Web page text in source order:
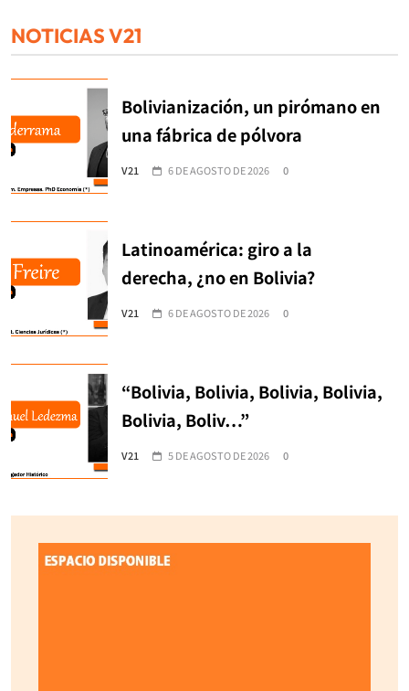
NOTICIAS V21
Bolivianización, un pirómano en
una fábrica de pólvora
V21 6 DE AGOSTO DE 2026 0
Latinoamérica: giro a la
derecha, ¿no en Bolivia?
V21 6 DE AGOSTO DE 2026 0
“Bolivia, Bolivia, Bolivia, Bolivia,
Bolivia, Boliv…”
V21 5 DE AGOSTO DE 2026 0